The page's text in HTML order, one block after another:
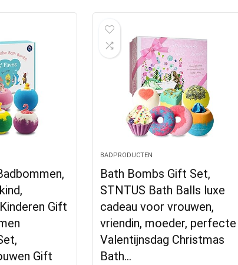
Gift
Gift
BADPRODUCTEN
Bath Bombs Gift Set,
STNTUS Bath Balls luxe
cadeau voor vrouwen,
vriendin, moeder, perfecte
Valentijnsdag Christmas
Bath…